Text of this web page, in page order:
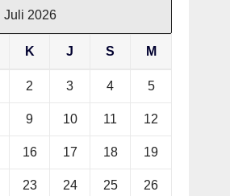
Juli 2026
K J S M
2 3 4 5
9 10 11 12
16 17 18 19
23 24 25 26